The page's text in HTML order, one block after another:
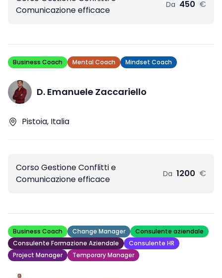
Comunicazione efficace
Da 450 €
Business Coach Mental Coach Mindset Coach
D. Emanuele Zaccariello
Pistoia, Italia
Corso Gestione Conflitti e
Comunicazione efficace
Da 1200 €
Business Coach Change Manager
Consulente aziendale
Consulente Formazione Aziendale
Consulente HR
Project Manager
Temporary Manager